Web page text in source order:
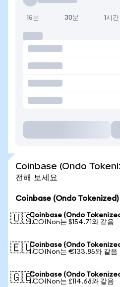
15분 30분 1시간
Coinbase (Ondo
전해 보세요
Coinbase (Ondo Tokenized)
🇺🇸Coinbase (Ondo
1 COINon는 $154.71와 같음
🇪🇺Coinbase (Ondo
1 COINon는 €133.85와 같음
🇬🇧Coinbase (Ondo
1 COINon는 £114.68와 같음